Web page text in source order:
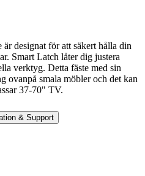
är designat för att säkert hålla din
Smart Latch låter dig justera
verktyg. Detta fäste med sin
ovanpå smala möbler och det kan
37-70" TV.
& Support